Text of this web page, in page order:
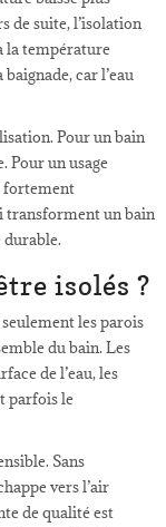
de suite, l’isolation
la température
car l’eau
Pour un bain
Pour un usage
fortement
transforment un bain
isolés ?
les parois
du bain. Les
de l’eau, les
parfois le
Sans
vers l’air
de qualité est